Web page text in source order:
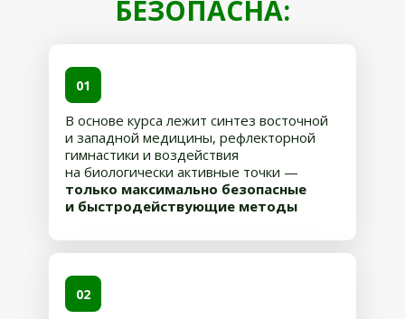
БЕЗОПАСНА:
В основе курса лежит синтез восточной
и западной медицины, рефлекторной
гимнастики и воздействия
на биологически активные точки —
только максимально безопасные
и быстродействующие методы
01
02